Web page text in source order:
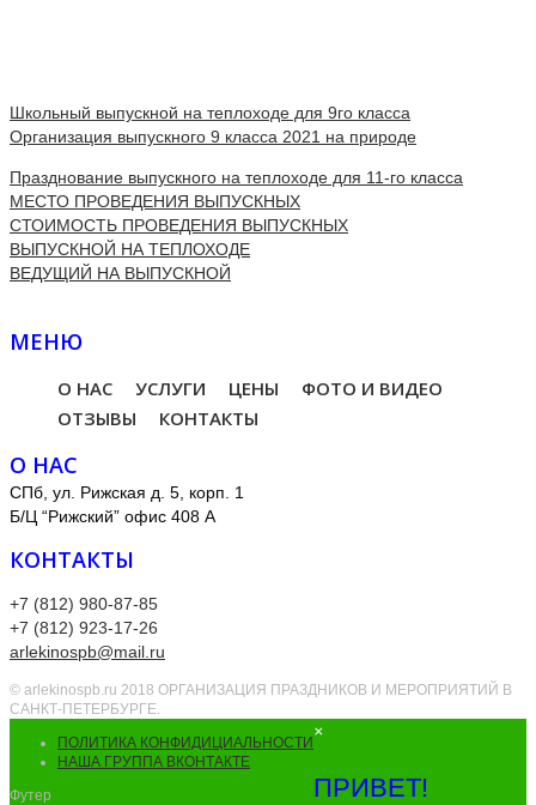
Школьный выпускной на теплоходе для 9го класса
Организация выпускного 9 класса 2021 на природе
Празднование выпускного на теплоходе для 11-го класса
МЕСТО ПРОВЕДЕНИЯ ВЫПУСКНЫХ
СТОИМОСТЬ ПРОВЕДЕНИЯ ВЫПУСКНЫХ
ВЫПУСКНОЙ НА ТЕПЛОХОДЕ
ВЕДУЩИЙ НА ВЫПУСКНОЙ
МЕНЮ
О НАС УСЛУГИ ЦЕНЫ
ФОТО И ВИДЕО
ОТЗЫВЫ
КОНТАКТЫ
О НАС
СПб, ул. Рижская д. 5, корп. 1
Б/Ц “Рижский” офис 408 А
КОНТАКТЫ
+7 (812) 980-87-85
+7 (812) 923-17-26
arlekinospb@mail.ru
© arlekinospb.ru 2018 ОРГАНИЗАЦИЯ ПРАЗДНИКОВ И МЕРОПРИЯТИЙ В
САНКТ-ПЕТЕРБУРГЕ.
ПОЛИТИКА КОНФИДИЦИАЛЬНОСТИ
НАША ГРУППА ВКОНТАКТЕ
Футер
×
ПРИВЕТ!